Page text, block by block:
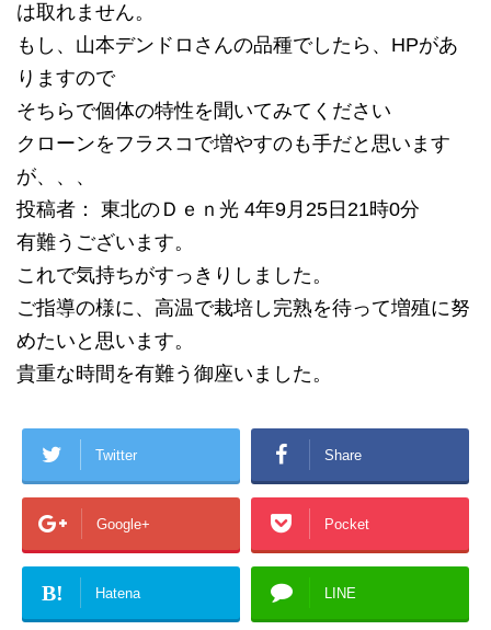
は取れません。
もし、山本デンドロさんの品種でしたら、HPがあ
りますので
そちらで個体の特性を聞いてみてください
クローンをフラスコで増やすのも手だと思います
が、、、
投稿者： 東北のＤｅｎ光 4年9月25日21時0分
有難うございます。
これで気持ちがすっきりしました。
ご指導の様に、高温で栽培し完熟を待って増殖に努
めたいと思います。
貴重な時間を有難う御座いました。
Twitter Share
Google+ Pocket
B! Hatena LINE